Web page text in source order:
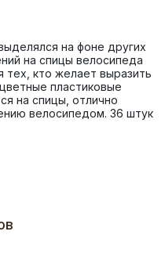
на фоне других
на спицы велосипеда
тех, кто желает выразить
пластиковые
на спицы, отлично
велосипедом. 36 штук